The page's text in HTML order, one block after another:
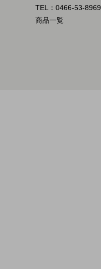
TEL：0466-53-8969
商品一覧